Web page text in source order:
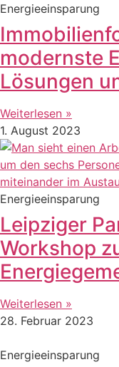
Energieeinsparung
modernste
Lösungen
Weiterlesen »
1. August 2023
Energieeinsparung
Leipziger
Workshop
Weiterlesen »
28. Februar 2023
Energieeinsparung